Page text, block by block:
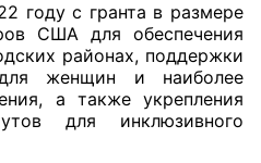
году с гранта в размере
США для обеспечения
районах, поддержки
женщин и наиболее
а также укрепления
для инклюзивного